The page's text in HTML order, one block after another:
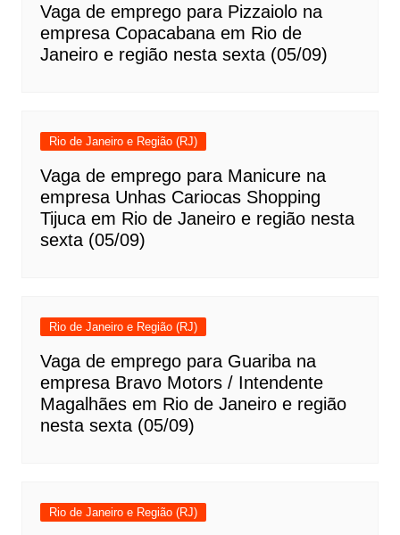
Vaga de emprego para Pizzaiolo na
empresa Copacabana em Rio de
Janeiro e região nesta sexta (05/09)
Rio de Janeiro e Região (RJ)
Vaga de emprego para Manicure na
empresa Unhas Cariocas Shopping
Tijuca em Rio de Janeiro e região nesta
sexta (05/09)
Rio de Janeiro e Região (RJ)
Vaga de emprego para Guariba na
empresa Bravo Motors / Intendente
Magalhães em Rio de Janeiro e região
nesta sexta (05/09)
Rio de Janeiro e Região (RJ)